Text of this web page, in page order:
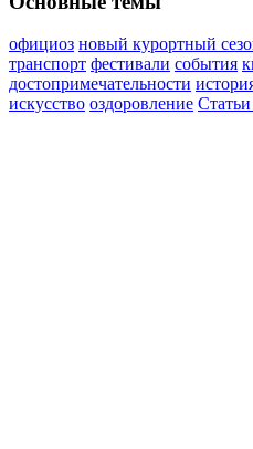
официоз новый курортный
транспорт фестивали события
достопримечательности
искусство оздоровление